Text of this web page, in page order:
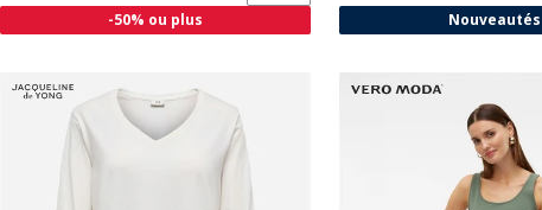
-50% ou plus Nouveautés